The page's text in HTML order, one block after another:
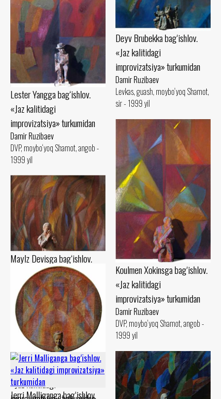
Lester Yangga bag‘ishlov.
«Jaz kalitidagi
improvizatsiya» turkumidan
Damir Ruzibaev
DVP, moybo‘yoq Shamot, angob -
1999 yil
Deyv Brubekka bag‘ishlov.
«Jaz kalitidagi
improvizatsiya» turkumidan
Damir Ruzibaev
Levkas, guash, moybo‘yoq Shamot,
sir - 1999 yil
Koulmen Xokinsga bag‘ishlov.
«Jaz kalitidagi
improvizatsiya» turkumidan
Damir Ruzibaev
DVP, moybo‘yoq Shamot, angob -
1999 yil
Maylz Devisga bag‘ishlov.
«Jaz kalitidagi
improvizatsiya» turkumidan
Damir Ruzibaev
Karton, pastel Shamot, guash -
1990 yil
Billi Holidayga bag‘ishlov.
«Jaz kalitidagi
Jerri Malliganga bag‘ishlov.